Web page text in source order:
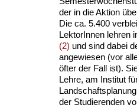
der in die Aktion
Die ca. 5.400
LektorInnen lehren
(2) und sind dabei
angewiesen (vor
öfter der Fall ist).
Lehre, am Institut
der Studierenden